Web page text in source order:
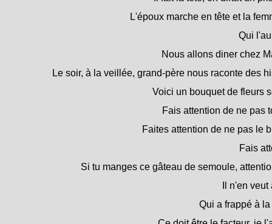
L'époux marche en tête et la
Qui
Nous allons diner chez
Le soir, à la veillée, grand-père nous raconte des
Voici un bouquet de fleurs
Fais attention de ne pas
Faites attention de ne pas le
Fais
Si tu manges ce gâteau de semoule,
Il n'en
Qui a frappé à la